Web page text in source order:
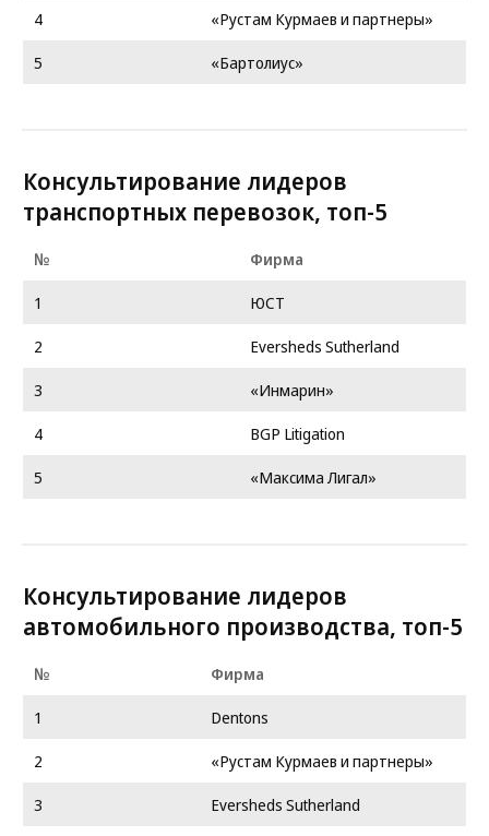
4
«Рустам Курмаев и партнеры»
5
«Бартолиус»
Консультирование лидеров
транспортных перевозок, топ-5
№
Фирма
1
ЮСТ
2
Eversheds Sutherland
3
«Инмарин»
4
BGP Litigation
5
«Максима Лигал»
Консультирование лидеров
автомобильного производства, топ-5
№
Фирма
1
Dentons
2
«Рустам Курмаев и партнеры»
3
Eversheds Sutherland